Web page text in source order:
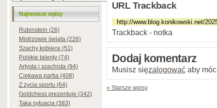
Najnowsze wpisy
Rubinstein (26)
Mistrzowie świata (226)
Szachy kobiece (51)
Polskie talenty (74)
Artysta i szachista (94)
Ciekawa partia (408)
Z życia sportu (64)
Goldchess prezentuje (342)
Taka sytuacja (383)
URL Trackback
Trackback - notka
Dodaj komentarz
Musisz sięzalogować aby
« Starsze wpisy